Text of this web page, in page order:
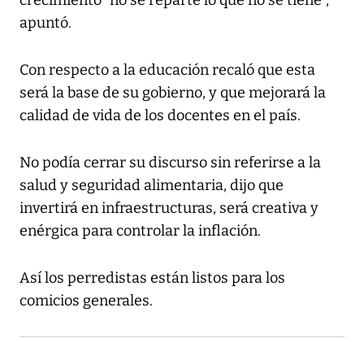
apuntó.
Con respecto a la educación recaló que esta
será la base de su gobierno, y que mejorará la
calidad de vida de los docentes en el país.
No podía cerrar su discurso sin referirse a la
salud y seguridad alimentaria, dijo que
invertirá en infraestructuras, será creativa y
enérgica para controlar la inflación.
Así los perredistas están listos para los
comicios generales.